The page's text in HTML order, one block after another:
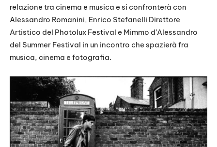
relazione tra cinema e musica e si confronterà con
Alessandro Romanini, Enrico Stefanelli Direttore
Artistico del Photolux Festival e Mimmo d’Alessandro
del Summer Festival in un incontro che spazierà fra
musica, cinema e fotografia.